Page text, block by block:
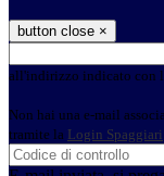
button close ×
all'indirizzo indicato con
Non hai una e-mail
tramite la Login Spaggiari